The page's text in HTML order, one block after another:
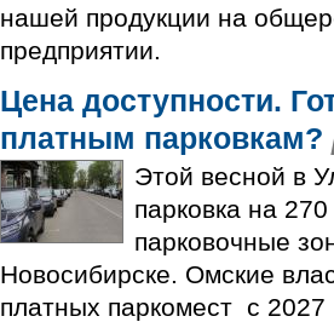
нашей продукции на
предприятии.
Цена доступности.
платным парковкам?
Этой весной в
парковка на
парковочные
Новосибирске. Омские
платных паркомест с